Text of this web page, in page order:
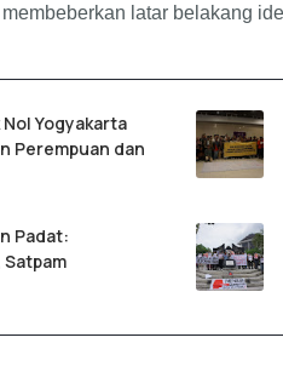
latar belakang
Yogyakarta
Perempuan dan
Padat: